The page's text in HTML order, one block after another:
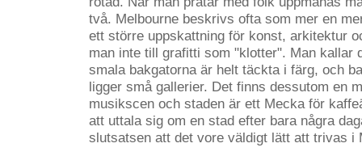
två. Melbourne beskrivs ofta som mer en
ett större uppskattning för konst, arkitektur
man inte till grafitti som "klotter". Man kallar
smala bakgatorna är helt täckta i färg, och
ligger små gallerier. Det finns dessutom en
musikscen och staden är ett Mecka för
att uttala sig om en stad efter bara några
slutsatsen att det vore väldigt lätt att trivas i